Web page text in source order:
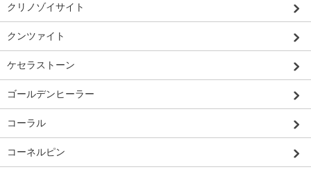
クリノゾイサイト
クンツァイト
ケセラストーン
ゴールデンヒーラー
コーラル
コーネルピン